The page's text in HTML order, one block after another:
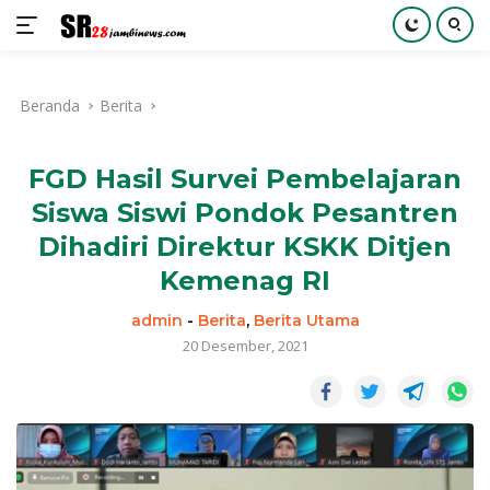
kontenBeranda Berita
FGD Hasil Survei Pembelajaran
Siswa Siswi Pondok Pesantren
Dihadiri Direktur KSKK Ditjen
Kemenag RI
admin - Berita, Berita Utama
20 Desember, 2021